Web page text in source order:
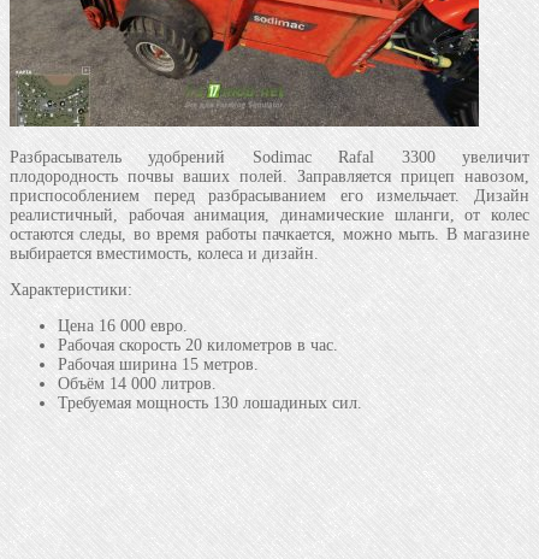
Разбрасыватель удобрений Sodimac Rafal 3300 увеличит
плодородность почвы ваших полей. Заправляется прицеп навозом,
приспособлением перед разбрасыванием его измельчает. Дизайн
реалистичный, рабочая анимация, динамические шланги, от колес
остаются следы, во время работы пачкается, можно мыть. В магазине
выбирается вместимость, колеса и дизайн.
Характеристики:
Цена 16 000 евро.
Рабочая скорость 20 километров в час.
Рабочая ширина 15 метров.
Объём 14 000 литров.
Требуемая мощность 130 лошадиных сил.